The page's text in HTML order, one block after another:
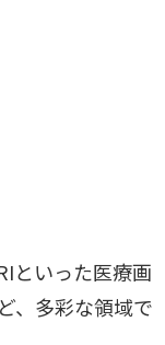
といった医療画
、多彩な領域で